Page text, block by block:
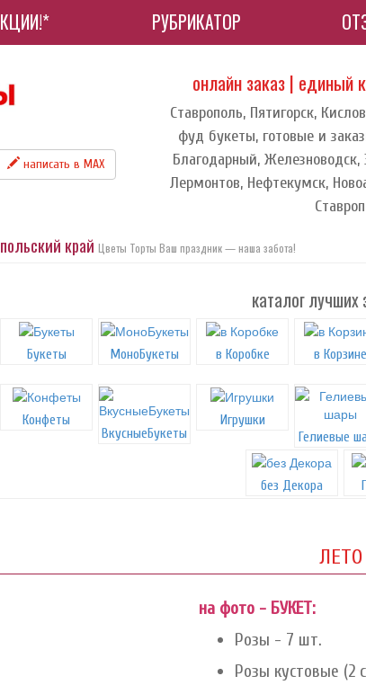
РУБРИКАТОР
написать в МАХ
онлайн заказ | единый
Ставрополь, Пятигорск,
фуд букеты, готовые и
Благодарный,
Лермонтов, Нефтекумск,
край Цветы Торты Ваш праздник — наша забота!
каталог лучших
Букеты МоноБукеты в Коробке
в Корзине
Конфеты
ВкусныеБукеты
Игрушки
Гелиевые
без Декора
ЛЕТО
на фото - БУКЕТ:
Розы - 7 шт.
Розы кустовые (2